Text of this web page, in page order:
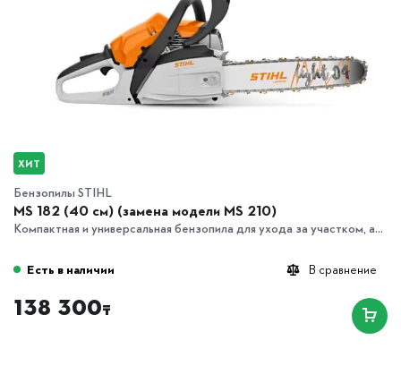
ХИТ
Бензопилы STIHL
MS 182 (40 см) (замена модели MS 210)
Компактная и универсальная бензопила для ухода за участком, а...
В сравнение
Есть в наличии
138 300₸